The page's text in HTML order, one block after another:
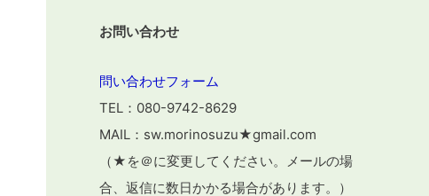
お問い合わせ
問い合わせフォーム
TEL：080-9742-8629
MAIL：sw.morinosuzu★gmail.com
（★を＠に変更してください。メールの場
合、返信に数日かかる場合があります。）